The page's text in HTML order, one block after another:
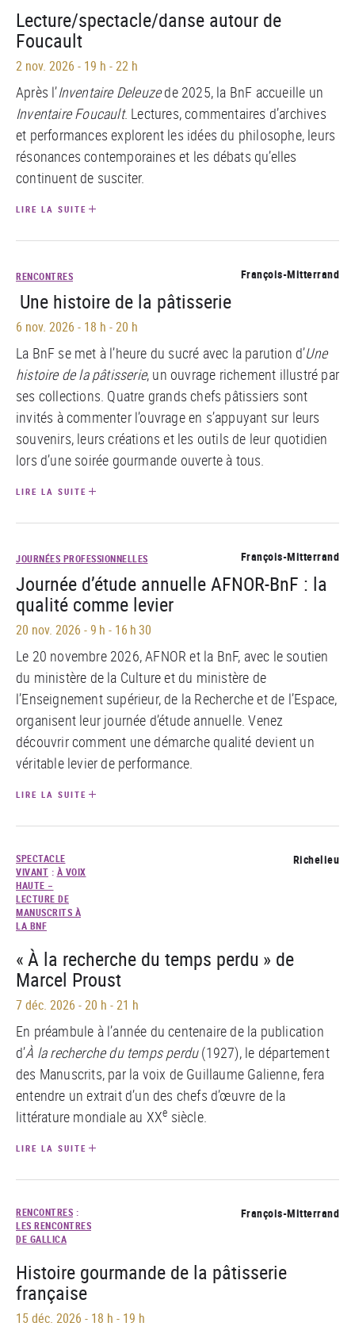
Lecture/spectacle/danse autour de
Foucault
2 nov. 2026 - 19 h - 22 h
Après l’Inventaire Deleuzede 2025, la BnF accueille un
Inventaire Foucault. Lectures, commentaires d’archives
et performances explorent les idées du philosophe, leurs
résonances contemporaines et les débats qu’elles
continuent de susciter.
LIRE LA SUITE
RENCONTRES François-Mitterrand
Une histoire de la pâtisserie
6 nov. 2026 - 18 h - 20 h
La BnF se met à l’heure du sucré avec la parution d’Une
histoire de la pâtisserie, un ouvrage richement illustré par
ses collections. Quatre grands chefs pâtissiers sont
invités à commenter l’ouvrage en s’appuyant sur leurs
souvenirs, leurs créations et les outils de leur quotidien
lors d’une soirée gourmande ouverte à tous.
LIRE LA SUITE
JOURNÉES PROFESSIONNELLES François-Mitterrand
Journée d’étude annuelle AFNOR-BnF : la
qualité comme levier
20 nov. 2026 -9 h - 16 h 30
Le 20 novembre 2026, AFNOR et la BnF, avec le soutien
du ministère de la Culture et du ministère de
l’Enseignement supérieur, de la Recherche et de l’Espace,
organisent leur journée d’étude annuelle. Venez
découvrir comment une démarche qualité devient un
véritable levier de performance.
LIRE LA SUITE
SPECTACLE
VIVANT : À VOIX
HAUTE –
LECTURE DE
MANUSCRITS À
LA BNF
Richelieu
« À la recherche du temps perdu » de
Marcel Proust
7 déc. 2026 -20 h - 21 h
En préambule à l’année du centenaire de la publication
d’À la recherche du temps perdu(1927), le département
des Manuscrits, par la voix de Guillaume Galienne, fera
entendre un extrait d’un des chefs d’œuvre de la
littérature mondiale au XXe siècle.
LIRE LA SUITE
RENCONTRES :
LES RENCONTRES
DE GALLICA
François-Mitterrand
Histoire gourmande de la pâtisserie
française
15 déc. 2026 - 18 h - 19 h